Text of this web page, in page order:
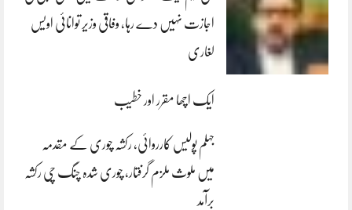
اجازت نہیں دے رہا، وفاقی وزیر توانائی اویس
لغاری
ایک اچھا مقرر اور خطیب
جہلم پولیس کارروائی، رکشہ چوری کے مقدمہ
میں ملوث ملزم گرفتار، چوری شدہ چنگ چی رکشہ
برآمد